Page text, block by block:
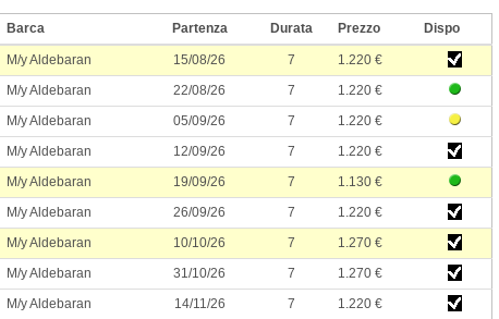
Barca Partenza Durata Prezzo Dispo
M/y Aldebaran 15/08/26 7
1.220 €
M/y Aldebaran 22/08/26 7
1.220 €
M/y Aldebaran 05/09/26 7
1.220 €
M/y Aldebaran 12/09/26 7
1.220 €
M/y Aldebaran 19/09/26 7
1.130 €
M/y Aldebaran 26/09/26 7
1.220 €
M/y Aldebaran 10/10/26 7
1.270 €
M/y Aldebaran 31/10/26 7
1.270 €
M/y Aldebaran 14/11/26 7 1.220 €